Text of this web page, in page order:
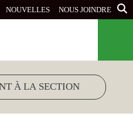
NOUVELLES NOUS JOINDRE